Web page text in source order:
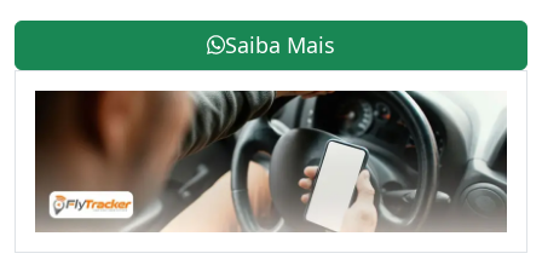
Saiba Mais